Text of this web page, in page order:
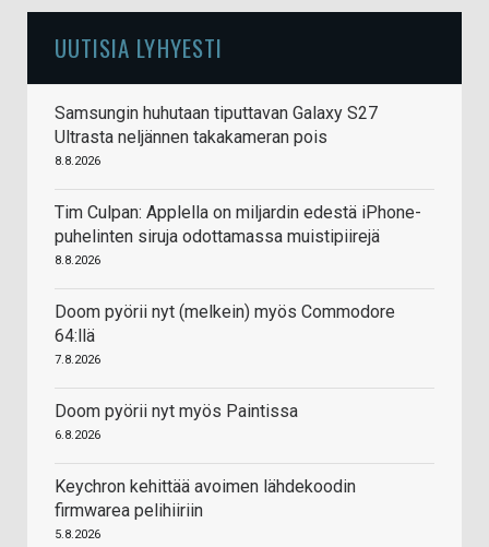
UUTISIA LYHYESTI
Samsungin huhutaan tiputtavan Galaxy S27
Ultrasta neljännen takakameran pois
8.8.2026
Tim Culpan: Applella on miljardin edestä iPhone-
puhelinten siruja odottamassa muistipiirejä
8.8.2026
Doom pyörii nyt (melkein) myös Commodore
64:llä
7.8.2026
Doom pyörii nyt myös Paintissa
6.8.2026
Keychron kehittää avoimen lähdekoodin
firmwarea pelihiiriin
5.8.2026